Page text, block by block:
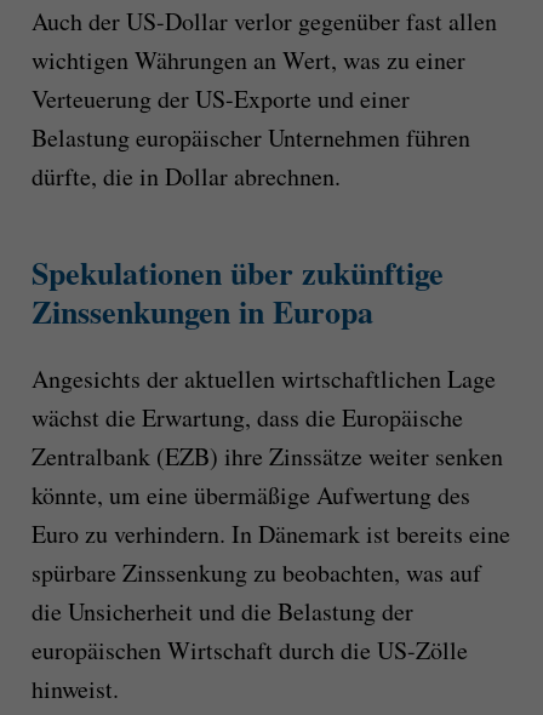
Auch der US-Dollar verlor gegenüber fast allen
wichtigen Währungen an Wert, was zu einer
Verteuerung der US-Exporte und einer
Belastung europäischer Unternehmen führen
dürfte, die in Dollar abrechnen.
Spekulationen über zukünftige
Zinssenkungen in Europa
Angesichts der aktuellen wirtschaftlichen Lage
wächst die Erwartung, dass die Europäische
Zentralbank (EZB) ihre Zinssätze weiter senken
könnte, um eine übermäßige Aufwertung des
Euro zu verhindern. In Dänemark ist bereits eine
spürbare Zinssenkung zu beobachten, was auf
die Unsicherheit und die Belastung der
europäischen Wirtschaft durch die US-Zölle
hinweist.